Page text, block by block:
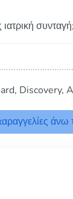
συνταγή;
Discovery,